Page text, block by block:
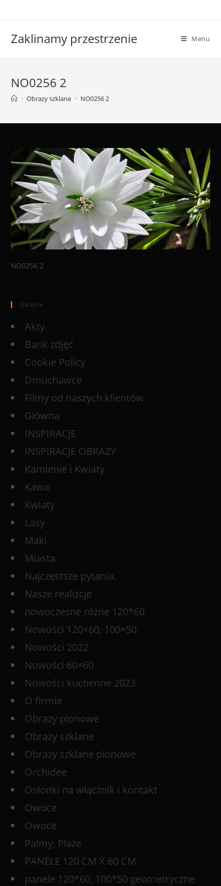
Zaklinamy przestrzenie Menu
NO0256 2
> Obrazy szklane > NO0256 2
NO0256 2
Galerie
Akty
Bank zdjęć
Cookie Policy
Dmuchawce
Filmy od naszych klientów
Główna
INSPIRACJE
INSPIRACJE OBRAZY
Kamienie i Kwiaty
Kawa
Kwiaty
Lasy
Maki
Miasta
Najczęstsze pytania.
Nasze realizcje
nowoczesne różne 120*60
Nowości 120×60, 100×50
Nowości 2022
Nowości 60×60
Nowości kuchenne 2023
O firmie
Obrazy pionowe
Obrazy szklane
Obrazy szklane pionowe
Orchidee
Osłonki na włącznik i kontakt
Owoce
Owoce
Palmy, Plaże
PANELE 120 CM X 60 CM
panele 120*60, 100*50 geometryczne